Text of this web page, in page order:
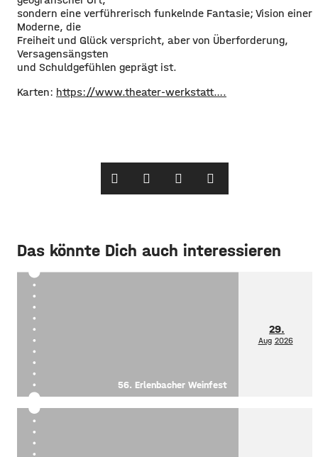
sondern eine verführerisch funkelnde Fantasie; Vision einer
Moderne, die
Freiheit und Glück verspricht, aber von Überforderung,
Versagensängsten
und Schuldgefühlen geprägt ist.
Karten: https://www.theater-werkstatt….
Das könnte Dich auch interessieren
56. Erlenbacher Weinfest
29.
Aug 2026